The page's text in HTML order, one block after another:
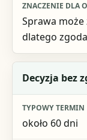
Sprawa
dlatego
Decyzja bez
około 60 dni